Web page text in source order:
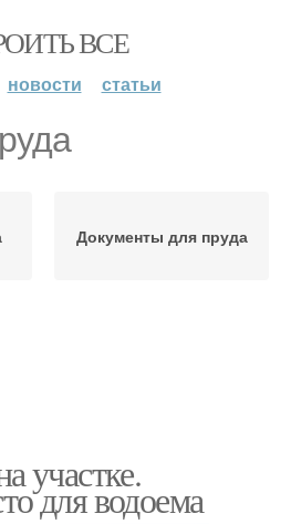
ВСЕ
новости статьи
Документы для пруда
участке.
для водоема